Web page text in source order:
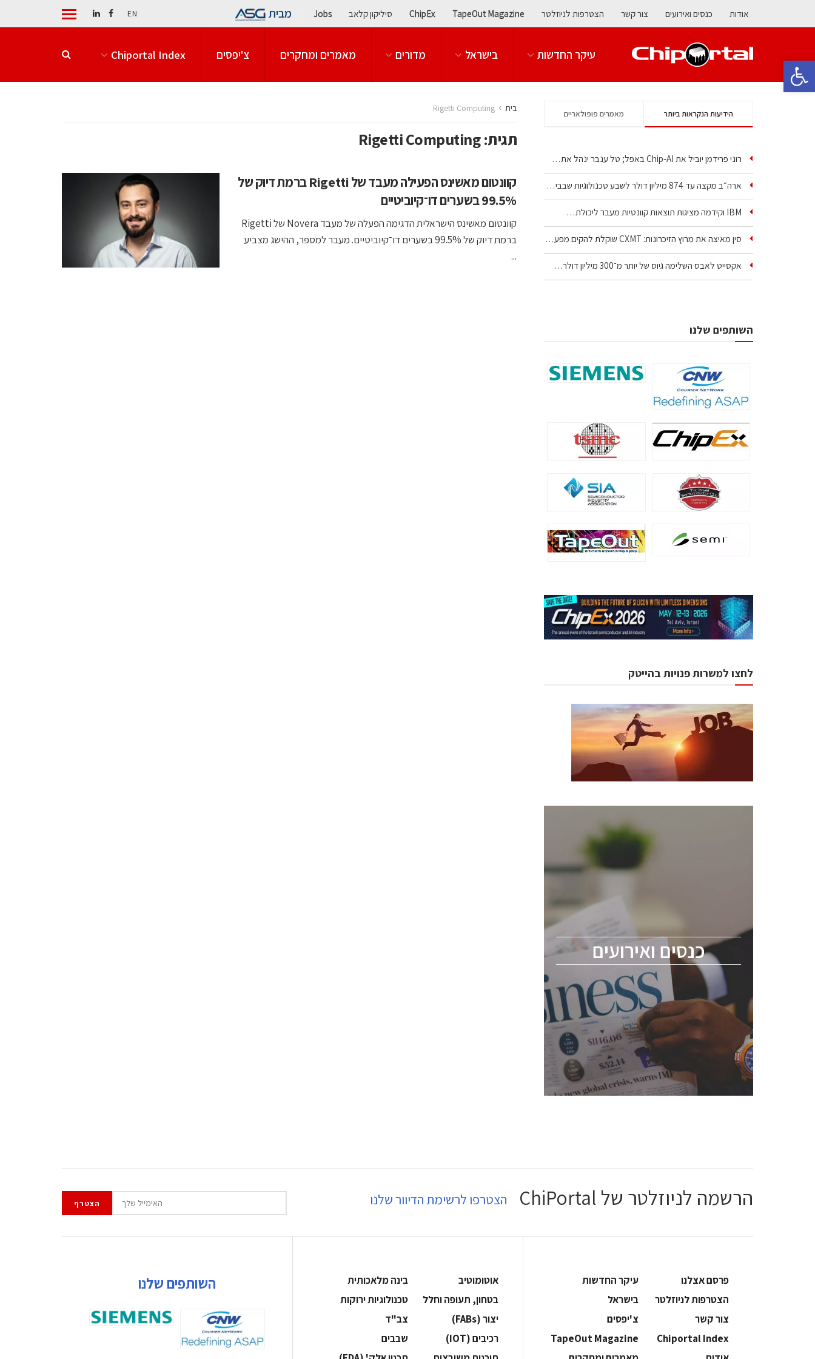
פתח סרגל נגישות
אודות כנסים ואירועים צור קשר הצטרפות לניוזלטר TapeOut Magazine
ChipEx סיליקון קלאב Jobs מבית EN
עיקר החדשות בישראל מדורים מאמרים ומחקרים צ'יפסים Chiportal Index
בית Rigetti Computing
תגית:Rigetti Computing
קוונטום מאשינס הפעילה מעבד של Rigetti ברמת דיוק של
99.5% בשערים דו־קיוביטיים
קוונטום מאשינס הישראלית הדגימה הפעלה של מעבד Novera של Rigetti
ברמת דיוק של 99.5% בשערים דו־קיוביטיים. מעבר למספר, ההישג מצביע
...
הידיעות הנקראות ביותר מאמרים פופולאריים
רוני פרידמן יוביל את Chip‑AI באפל; טל ענבר ינהל את…
ארה״ב מקצה עד 874 מיליון דולר לשבע טכנולוגיות שבבים…
IBM וקידמה מציגות תוצאות קוונטיות מעבר ליכולת…
סין מאיצה את מרוץ הזיכרונות: CXMT שוקלת להקים מפעל…
אקסייט לאבס השלימה גיוס של יותר מ־300 מיליון דולר…
השותפים שלנו
לחצו למשרות פנויות בהייטק
כנסים ואירועים
כנסים ואירועים
הסמיקונדקטור כולל מהנדסים, מומחים מקצועיים
ChipEx2026 will be held on May 12-13,
2026. The conference is intended for
everyone involved in the semiconductor
industry, including engineers, professional
experts, and senior executives.
לחץ לפרטים
הרשמה לניוזלטר של ChiPortal הצטרפו לרשימת הדיוור שלנו
פרסם אצלנו
עיקר החדשות
הצטרפות לניוזלטר
בישראל
צור קשר
צ'יפסים
Chiportal Index
TapeOut Magazine
אוטומוטיב
בינה מלאכותית
בטחון, תעופה וחלל
‫טכנולוגיות ירוקות‬
‫יצור (‪(FABs‬‬
‫צב"ד‬
‫רכיבים‬ (IOT)
‫שבבים‬
השותפים שלנו